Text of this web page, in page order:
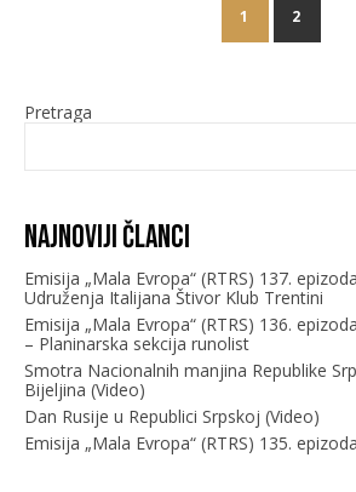
1 2
Pretraga
Najnoviji članci
Emisija „Mala Evropa“ (RTRS) 137.
Udruženja Italijana Štivor Klub Trentini
Emisija „Mala Evropa“ (RTRS) 136.
– Planinarska sekcija runolist
Smotra Nacionalnih manjina Republike
Bijeljina (Video)
Dan Rusije u Republici Srpskoj (Video)
Emisija „Mala Evropa“ (RTRS) 135. epizoda